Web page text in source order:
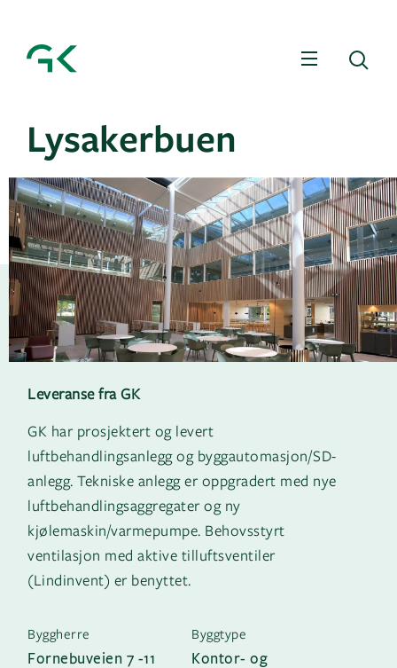
Meny
Lysakerbuen
Leveranse fra GK
GK har prosjektert og levert
luftbehandlingsanlegg og byggautomasjon/SD-
anlegg. Tekniske anlegg er oppgradert med nye
luftbehandlingsaggregater og ny
kjølemaskin/varmepumpe. Behovsstyrt
ventilasjon med aktive tilluftsventiler
(Lindinvent) er benyttet.
Byggherre
Fornebuveien 7 -11
Byggtype
Kontor- og